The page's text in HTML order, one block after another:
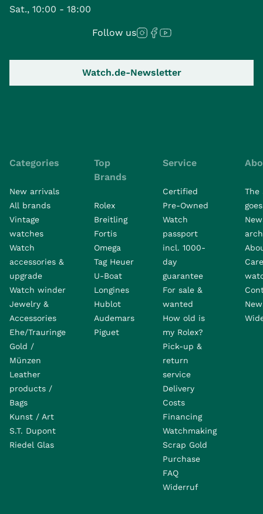
Sat., 10:00 - 18:00
Follow us
Watch.de-Newsletter
Categories
New arrivals
All brands
Vintage
watches
Watch
accessories &
upgrade
Watch winder
Jewelry &
Accessories
Ehe/Trauringe
Gold /
Münzen
Leather
products /
Bags
Kunst / Art
S.T. Dupont
Riedel Glas
Top
Brands
Rolex
Breitling
Fortis
Omega
Tag Heuer
U-Boat
Longines
Hublot
Audemars
Piguet
Service
Certified
Pre-Owned
Watch
passport
incl. 1000-
day
guarantee
For sale &
wanted
How old is
my Rolex?
Pick-up &
return
service
Delivery
Costs
Financing
Watchmaking
Scrap Gold
Purchase
FAQ
Widerruf
The